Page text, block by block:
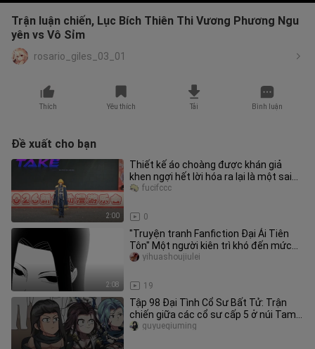
Trận luận chiến, Lục Bích Thiên Thi Vương Phương Ngu
yên vs Vô Sỉm
rosario_giles_03_01
Thích Yêu thích Tải Bình luận
Đề xuất cho bạn
2:00
Thiết kế áo choàng được khán giả
khen ngợi hết lời hóa ra lại là một sai
sót!
0
fucifccc
2:08
"Truyện tranh Fanfiction Đại Ái Tiên
Tôn" Một người kiên trì khó đến mức
nào?
19
yihuashoujiulei
Tập 98 Đại Tình Cổ Sư Bất Tử: Trận
chiến giữa các cổ sư cấp 5 ở núi Tam
Trà, Nỗi lo của Bạch Ngưng B
guyueqiuming